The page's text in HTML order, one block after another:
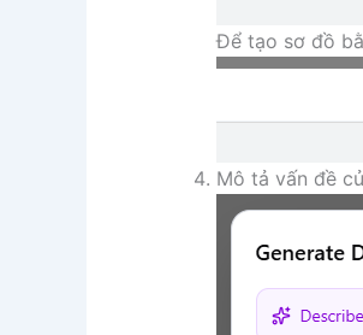
Để tạo sơ đồ
Mô tả vấn đề